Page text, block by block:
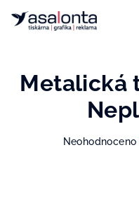
Metalická
Průměrné
Neohodnoceno